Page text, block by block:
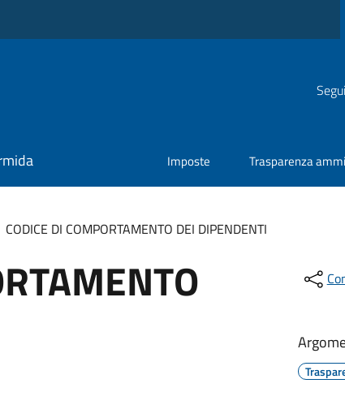
Imposte Trasparenza
CODICE DI COMPORTAMENTO DEI DIPENDENTI